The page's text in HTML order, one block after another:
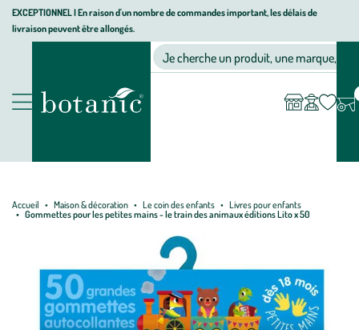
Aller
Aller
au
Aller
au
page
EXCEPTIONNEL I En raison d'un nombre de commandes important, les délais de
livraison peuvent être allongés.
Nos produits
Jardinerie écologique, animalerie, décoration, alimentation bio
Je cherche un produit, une marque, un
compte
Accueil Maison & décoration Le coin des enfants
Livres pour enfants
Gommettes pour les petites mains - le train des animaux éditions Lito x 50